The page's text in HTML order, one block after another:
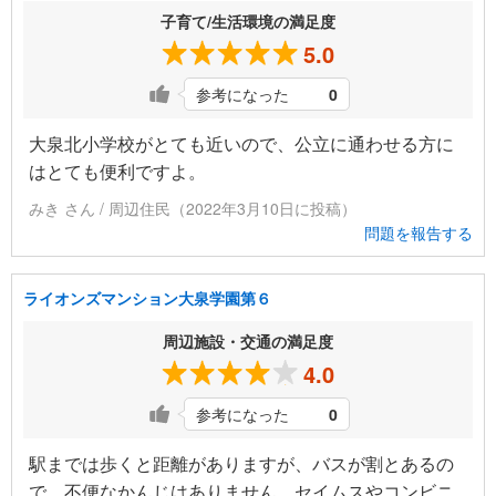
子育て/生活環境の満足度
5.0
参考になった 0
大泉北小学校がとても近いので、公立に通わせる方に
はとても便利ですよ。
みき さん / 周辺住民（2022年3月10日に投稿）
問題を報告する
ライオンズマンション大泉学園第６
周辺施設・交通の満足度
4.0
参考になった 0
駅までは歩くと距離がありますが、バスが割とあるの